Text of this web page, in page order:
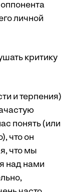
личной
критику
и терпения)
понять (или
что он
что мы
над нами